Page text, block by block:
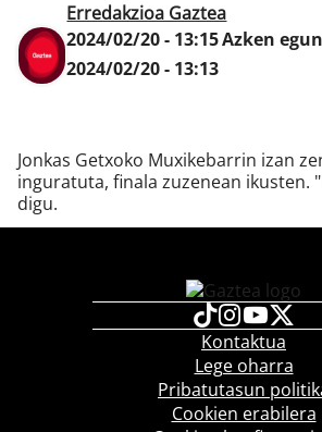
Klisk
Erredakzioa Gaztea
2024/02/20 - 13:15Azken
2024/02/20 - 13:13
Jonkas Getxoko Muxikebarrin izan
inguratuta, finala zuzenean ikusten.
digu.
Kontaktua
Lege oharra
Pribatutasun
Cookien erabilera